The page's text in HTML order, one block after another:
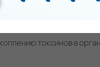
болью
токсинов в